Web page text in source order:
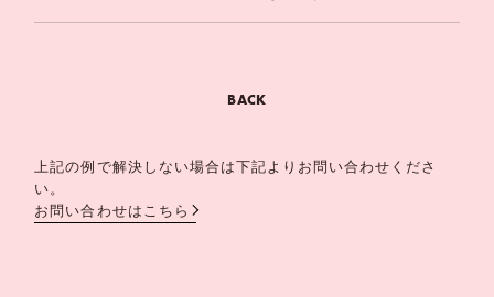
BACK
上記の例で解決しない場合は下記よりお問い合わせくださ
い。
お問い合わせはこちら